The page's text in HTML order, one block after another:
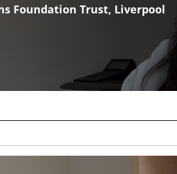
Foundation Trust, Liverpool